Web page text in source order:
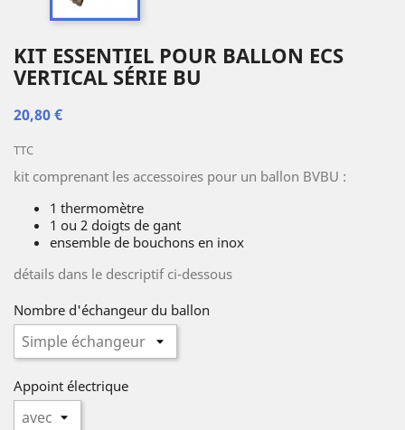
KIT ESSENTIEL POUR BALLON ECS
VERTICAL SÉRIE BU
20,80 €
TTC
kit comprenant les accessoires pour un ballon BVBU :
1 thermomètre
1 ou 2 doigts de gant
ensemble de bouchons en inox
détails dans le descriptif ci-dessous
Nombre d'échangeur du ballon
Appoint électrique